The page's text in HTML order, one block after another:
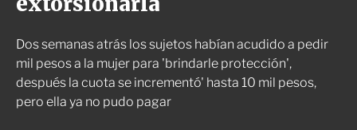
Dos semanas atrás los sujetos habían acudido a pedir
mil pesos a la mujer para 'brindarle protección',
después la cuota se incrementó' hasta 10 mil pesos,
pero ella ya no pudo pagar